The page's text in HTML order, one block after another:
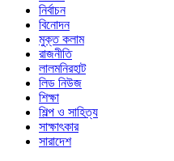
নির্বাচন
বিনোদন
মুক্ত কলাম
রাজনীতি
লালমনিরহাট
লিড নিউজ
শিক্ষা
শিল্প ও সাহিত্য
সাক্ষাৎকার
সারাদেশ